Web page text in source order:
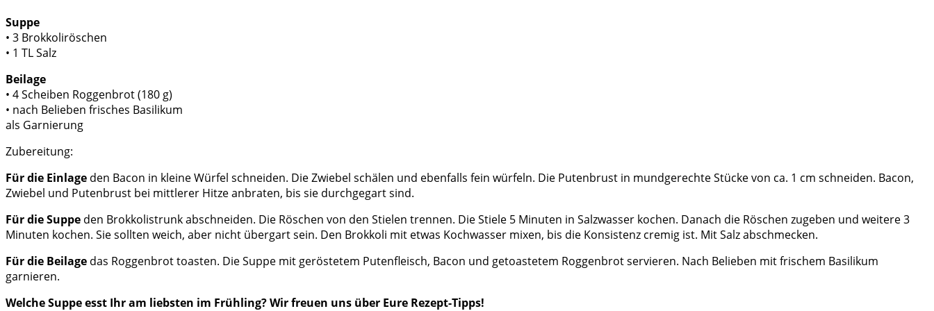
Suppe
• 3 Brokkoliröschen
• 1 TL Salz
Beilage
• 4 Scheiben Roggenbrot (180 g)
• nach Belieben frisches Basilikum
als Garnierung
Zubereitung:
Für die Einlage den Bacon in kleine Würfel schneiden. Die Zwiebel schälen und ebenfalls fein würfeln. Die Putenbrust in mundgerechte Stücke von ca. 1 cm schneiden. Bacon,
Zwiebel und Putenbrust bei mittlerer Hitze anbraten, bis sie durchgegart sind.
Für die Suppe den Brokkolistrunk abschneiden. Die Röschen von den Stielen trennen. Die Stiele 5 Minuten in Salzwasser kochen. Danach die Röschen zugeben und weitere 3
Minuten kochen. Sie sollten weich, aber nicht übergart sein. Den Brokkoli mit etwas Kochwasser mixen, bis die Konsistenz cremig ist. Mit Salz abschmecken.
Für die Beilage das Roggenbrot toasten. Die Suppe mit geröstetem Putenfleisch, Bacon und getoastetem Roggenbrot servieren. Nach Belieben mit frischem Basilikum
garnieren.
Welche Suppe esst Ihr am liebsten im Frühling? Wir freuen uns über Eure Rezept-Tipps!